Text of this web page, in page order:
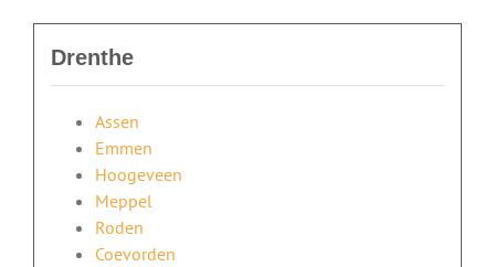
Drenthe
Assen
Emmen
Hoogeveen
Meppel
Roden
Coevorden